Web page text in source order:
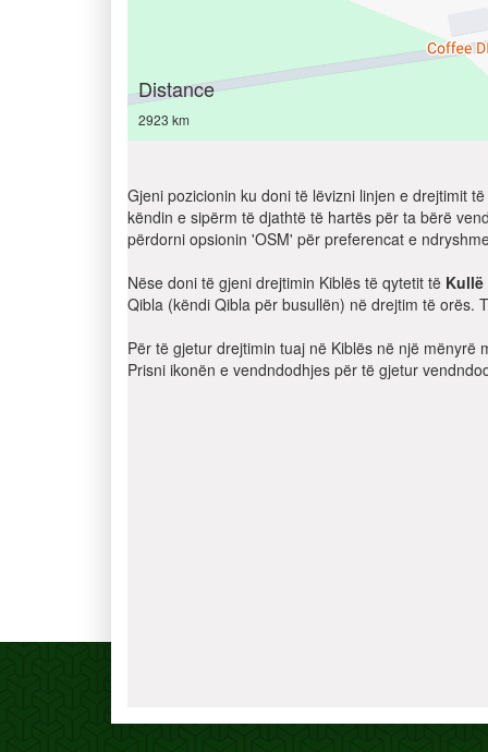
Distance
2923 km
Gjeni pozicionin ku doni të lëvizni linjen e drejtimit
këndin e sipërm të djathtë të hartës për ta bërë
përdorni opsionin 'OSM' për preferencat e
Nëse doni të gjeni drejtimin Kiblës të qytetit të Kullë
Qibla (këndi Qibla për busullën) në drejtim të orës.
Për të gjetur drejtimin tuaj në Kiblës në një
Prisni ikonën e vendndodhjes për të gjetur